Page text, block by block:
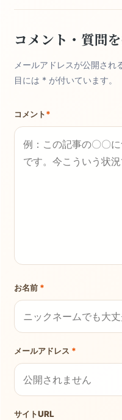
コメント・質問
メールアドレスが公開され
目には * が付いています。
コメント*
お名前 *
メールアドレス *
サイトURL